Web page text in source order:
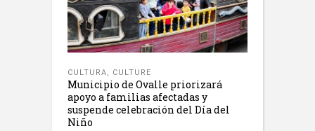
CULTURA CULTURE
Municipio de Ovalle priorizará
apoyo a familias afectadas y
suspende celebración del Día del
Niño